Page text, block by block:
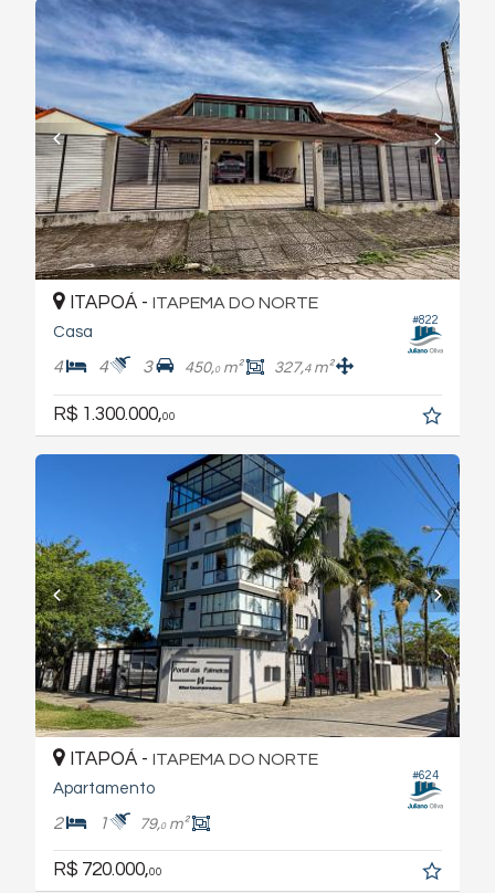
#822
ITAPOÁ - ITAPEMA DO NORTE
Casa
4 4 3 450,0m² 327,4m²
R$ 1.300.000,00
#624
ITAPOÁ - ITAPEMA DO NORTE
Apartamento
2 1 79,0m²
R$ 720.000,00